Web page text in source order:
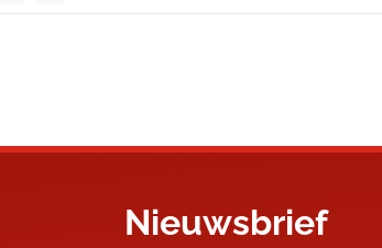
Nieuwsbrief